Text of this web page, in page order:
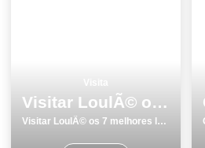
Visitar LoulÃ© os 7 melhores locais
Visitar LoulÃ© os 7 melhores locais